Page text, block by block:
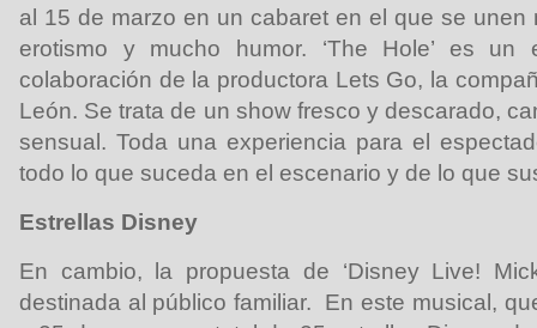
al 15 de marzo en un cabaret en el que se unen
erotismo y mucho humor. ‘The Hole’ es un
colaboración de la productora Lets Go, la
León. Se trata de un show fresco y descarado,
sensual. Toda una experiencia para el
todo lo que suceda en el escenario y de lo que
Estrellas Disney
En cambio, la propuesta de ‘Disney Live!
destinada al público familiar. En este musical,